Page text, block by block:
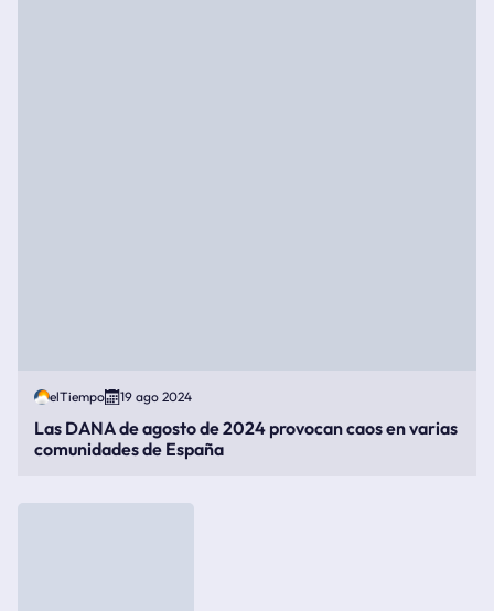
elTiempo 19 ago 2024
Las DANA de agosto de 2024 provocan caos en varias
comunidades de España